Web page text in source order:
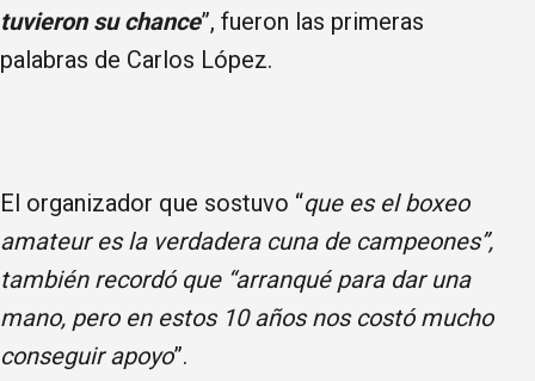
tuvieron su chance”, fueron las primeras
palabras de Carlos López.
El organizador que sostuvo “que es el boxeo
amateur es la verdadera cuna de campeones”,
también recordó que “arranqué para dar una
mano, pero en estos 10 años nos costó mucho
conseguir apoyo”.